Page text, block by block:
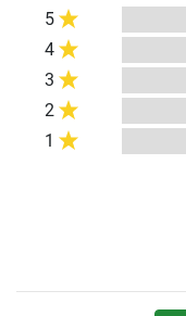
5
4
3
2
1